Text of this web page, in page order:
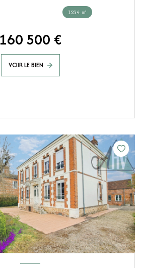
1234 ㎡
160 500 €
VOIR LE BIEN